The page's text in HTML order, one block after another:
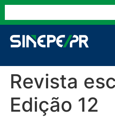
Revista
Edição 12